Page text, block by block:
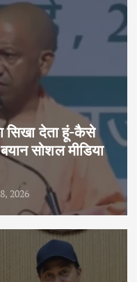
सिखा देता हूं-कैसे
सोशल मीडिया
2026